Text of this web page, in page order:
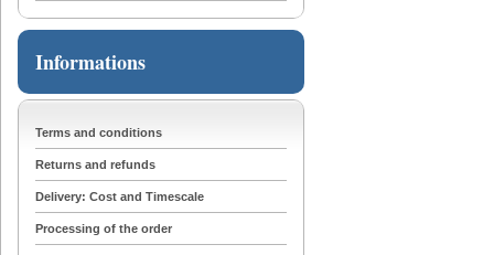
Informations
Terms and conditions
Returns and refunds
Delivery: Cost and Timescale
Processing of the order